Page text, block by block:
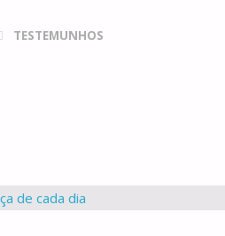
TESTEMUNHOS